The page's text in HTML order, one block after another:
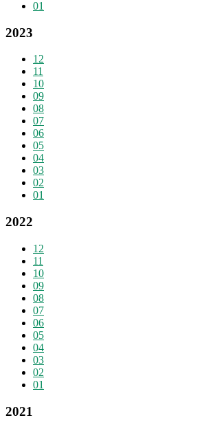
01
2023
12
11
10
09
08
07
06
05
04
03
02
01
2022
12
11
10
09
08
07
06
05
04
03
02
01
2021